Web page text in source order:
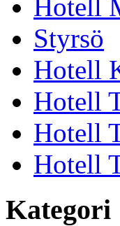
Hotell
Styrsö
Hotell
Hotell
Hotell
Hotell
Kategori